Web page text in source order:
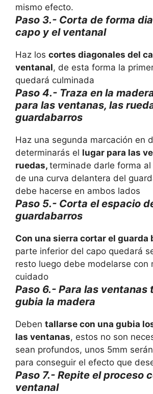
mismo efecto.
Paso 3.- Corta de forma
capo y el ventanal
Haz los cortes diagonales del
ventanal, de esta forma la
quedará culminada
Paso 4.- Traza en la
para las ventanas, las
guardabarros
Haz una segunda marcación en
determinarás el lugar para las
ruedas, terminade darle forma
de una curva delantera del
debe hacerse en ambos lados
Paso 5.- Corta el espacio
guardabarros
Con una sierra cortar el guarda
parte inferior del capo quedará
resto luego debe modelarse con
cuidado
Paso 6.- Para las ventanas
gubia la madera
Deben tallarse con una gubia
las ventanas, estos no son
sean profundos, unos 5mm
para conseguir el efecto que
Paso 7.- Repite el proceso
ventanal